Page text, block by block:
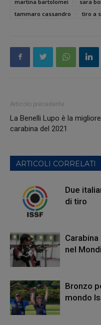
martina bartolomei sara
tammaro cassandro
tiro a
Articolo precedente
La Benelli Lupo è la migliore
carabina del 2021
ARTICOLI CORRELATI
Due
di tiro
nel
Bronzo
mondo